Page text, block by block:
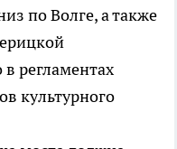
по Волге, а также
регламентах
культурного